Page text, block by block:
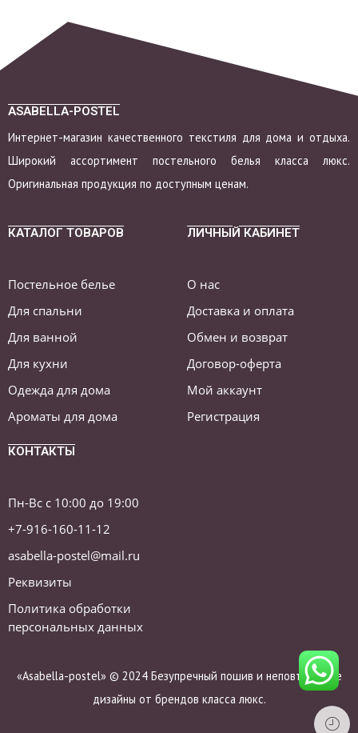
ASABELLA-POSTEL
Интернет-магазин качественного текстиля для дома и отдыха.
Широкий ассортимент постельного белья класса люкс.
Оригинальная продукция по доступным ценам.
КАТАЛОГ ТОВАРОВ
Постельное белье
Для спальни
Для ванной
Для кухни
Одежда для дома
Ароматы для дома
ЛИЧНЫЙ КАБИНЕТ
О нас
Доставка и оплата
Обмен и возврат
Договор-оферта
Мой аккаунт
Регистрация
КОНТАКТЫ
Пн-Вс с 10:00 до 19:00
+7-916-160-11-12
asabella-postel@mail.ru
Реквизиты
Политика обработки
персональных данных
«Asabella-postel» © 2024 Безупречный пошив и неповторимые
дизайны от брендов класса люкс.